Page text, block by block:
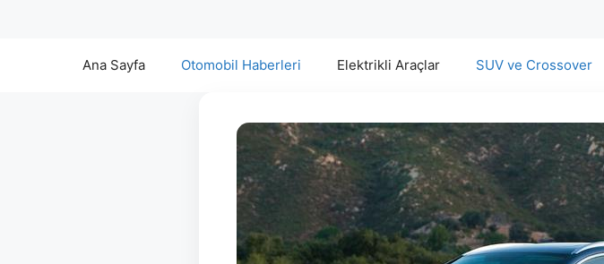
Ana Sayfa Otomobil Haberleri Elektrikli Araçlar SUV ve Crossover